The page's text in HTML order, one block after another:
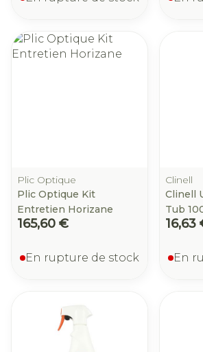
Plic Optique
Plic Optique Kit
Entretien Horizane
165,60 €
En rupture de stock
Clinell
Clinell
Tub
16,63
En